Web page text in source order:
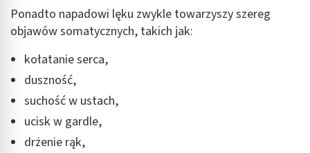
Ponadto napadowi lęku zwykle towarzyszy szereg
objawów somatycznych, takich jak:
kołatanie serca,
duszność,
suchość w ustach,
ucisk w gardle,
drżenie rąk,